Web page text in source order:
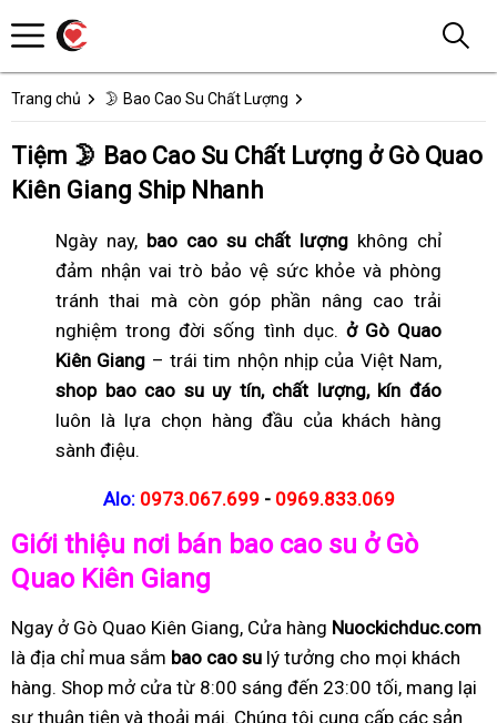
Trang chủ 🌛 Bao Cao Su Chất Lượng
Tiệm 🌛 Bao Cao Su Chất Lượng ở Gò Quao
Kiên Giang Ship Nhanh
Ngày nay, bao cao su chất lượng không chỉ
đảm nhận vai trò bảo vệ sức khỏe và phòng
tránh thai mà còn góp phần nâng cao trải
nghiệm trong đời sống tình dục. ở Gò Quao
Kiên Giang – trái tim nhộn nhịp của Việt Nam,
shop bao cao su uy tín, chất lượng, kín đáo
luôn là lựa chọn hàng đầu của khách hàng
sành điệu.
Alo: 0973.067.699 - 0969.833.069
Giới thiệu nơi bán bao cao su ở Gò
Quao Kiên Giang
Ngay ở Gò Quao Kiên Giang, Cửa hàng Nuockichduc.com
là địa chỉ mua sắm bao cao su lý tưởng cho mọi khách
hàng. Shop mở cửa từ 8:00 sáng đến 23:00 tối, mang lại
sự thuận tiện và thoải mái. Chúng tôi cung cấp các sản